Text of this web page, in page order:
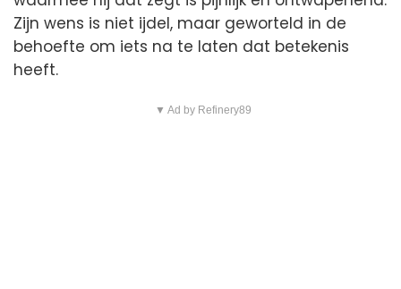
Zijn wens is niet ijdel, maar geworteld in de
behoefte om iets na te laten dat betekenis
heeft.
▼ Ad by Refinery89